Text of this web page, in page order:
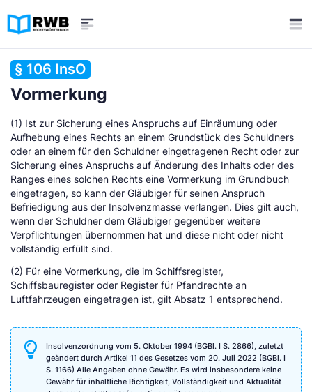
§ 106 InsO
Vormerkung
(1) Ist zur Sicherung eines Anspruchs auf Einräumung oder
Aufhebung eines Rechts an einem Grundstück des Schuldners
oder an einem für den Schuldner eingetragenen Recht oder zur
Sicherung eines Anspruchs auf Änderung des Inhalts oder des
Ranges eines solchen Rechts eine Vormerkung im Grundbuch
eingetragen, so kann der Gläubiger für seinen Anspruch
Befriedigung aus der Insolvenzmasse verlangen. Dies gilt auch,
wenn der Schuldner dem Gläubiger gegenüber weitere
Verpflichtungen übernommen hat und diese nicht oder nicht
vollständig erfüllt sind.
(2) Für eine Vormerkung, die im Schiffsregister,
Schiffsbauregister oder Register für Pfandrechte an
Luftfahrzeugen eingetragen ist, gilt Absatz 1 entsprechend.
Insolvenzordnung vom 5. Oktober 1994 (BGBl. I S. 2866), zuletzt
geändert durch Artikel 11 des Gesetzes vom 20. Juli 2022 (BGBl. I
S. 1166) Alle Angaben ohne Gewähr. Es wird insbesondere keine
Gewähr für inhaltliche Richtigkeit, Vollständigkeit und Aktualität